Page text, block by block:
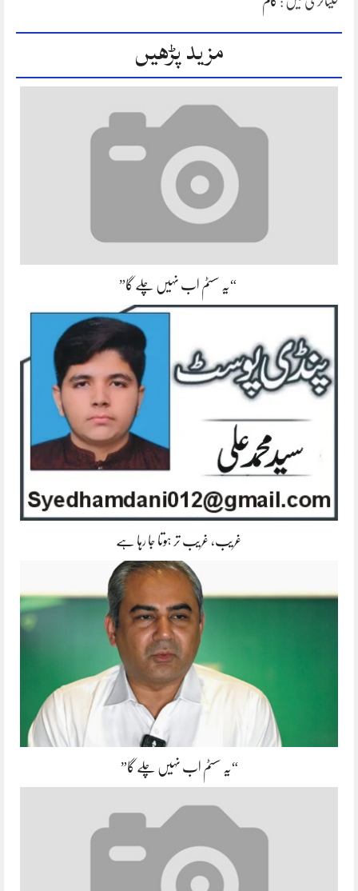
مزید پڑھیں
“یہ سسٹم اب نہیں چلے گا”
غریب، غریب تر ہوتا جا رہا ہے
“یہ سسٹم اب نہیں چلے گا”